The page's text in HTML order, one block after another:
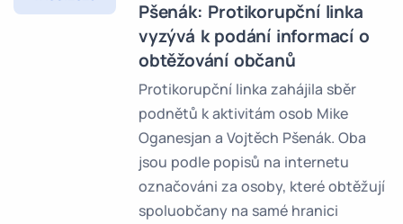
Pšenák: Protikorupční linka
vyzývá k podání informací o
obtěžování občanů
Protikorupční linka zahájila sběr
podnětů k aktivitám osob Mike
Oganesjan a Vojtěch Pšenák. Oba
jsou podle popisů na internetu
označováni za osoby, které obtěžují
spoluobčany na samé hranici